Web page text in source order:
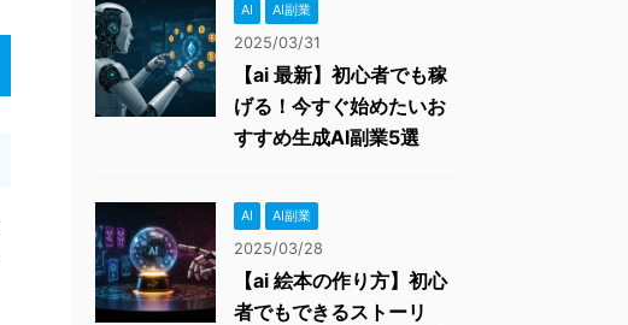
AI AI副業
2025/03/31
【ai 最新】初心者でも稼
げる！今すぐ始めたいお
すすめ生成AI副業5選
AI AI副業
2025/03/28
【ai 絵本の作り方】初心
者でもできるストーリ